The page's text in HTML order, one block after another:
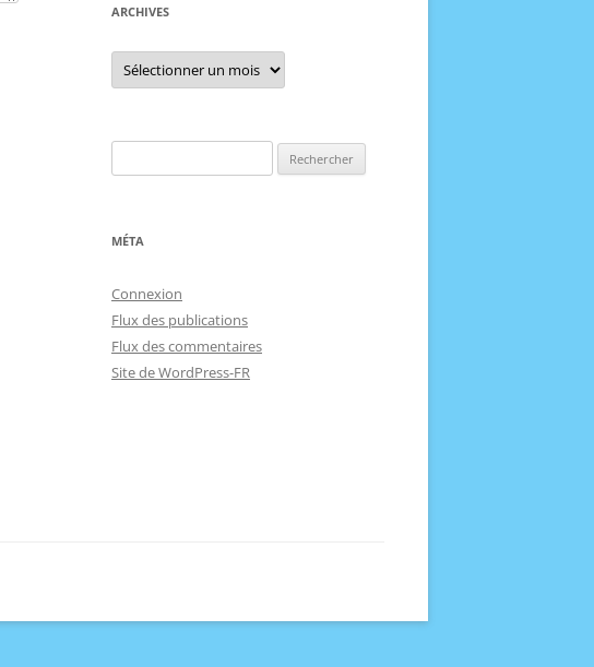
ARCHIVES
Archives
MÉTA
Connexion
Flux des publications
Flux des commentaires
Site de WordPress-FR